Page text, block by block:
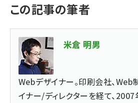
この記事の筆者
米倉 明男
Webデザイナー。印刷会社、
イナー/ディレクターを経て、2007